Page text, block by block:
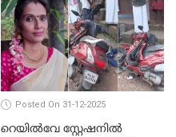
Posted On 31-12-2025
റെയിൽവേ സ്റ്റേഷനിൽ